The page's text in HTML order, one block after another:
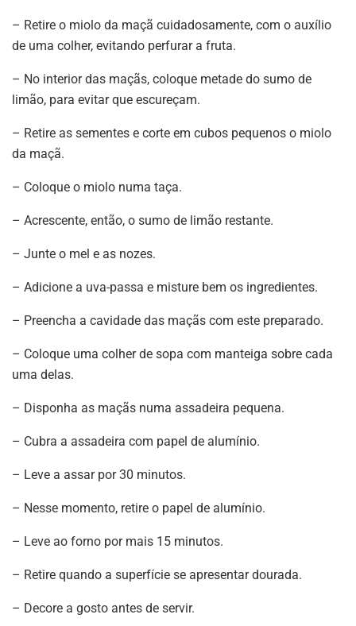
– Retire o miolo da maçã cuidadosamente, com o auxílio
de uma colher, evitando perfurar a fruta.
– No interior das maçãs, coloque metade do sumo de
limão, para evitar que escureçam.
– Retire as sementes e corte em cubos pequenos o miolo
da maçã.
– Coloque o miolo numa taça.
– Acrescente, então, o sumo de limão restante.
– Junte o mel e as nozes.
– Adicione a uva-passa e misture bem os ingredientes.
– Preencha a cavidade das maçãs com este preparado.
– Coloque uma colher de sopa com manteiga sobre cada
uma delas.
– Disponha as maçãs numa assadeira pequena.
– Cubra a assadeira com papel de alumínio.
– Leve a assar por 30 minutos.
– Nesse momento, retire o papel de alumínio.
– Leve ao forno por mais 15 minutos.
– Retire quando a superfície se apresentar dourada.
– Decore a gosto antes de servir.